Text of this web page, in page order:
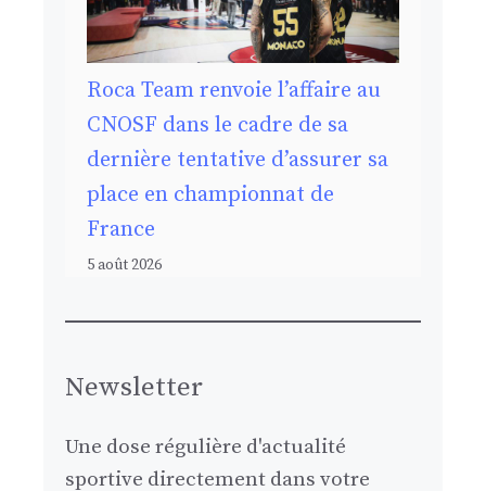
Roca Team renvoie l’affaire au
CNOSF dans le cadre de sa
dernière tentative d’assurer sa
place en championnat de
France
5 août 2026
Newsletter
Une dose régulière d'actualité
sportive directement dans votre